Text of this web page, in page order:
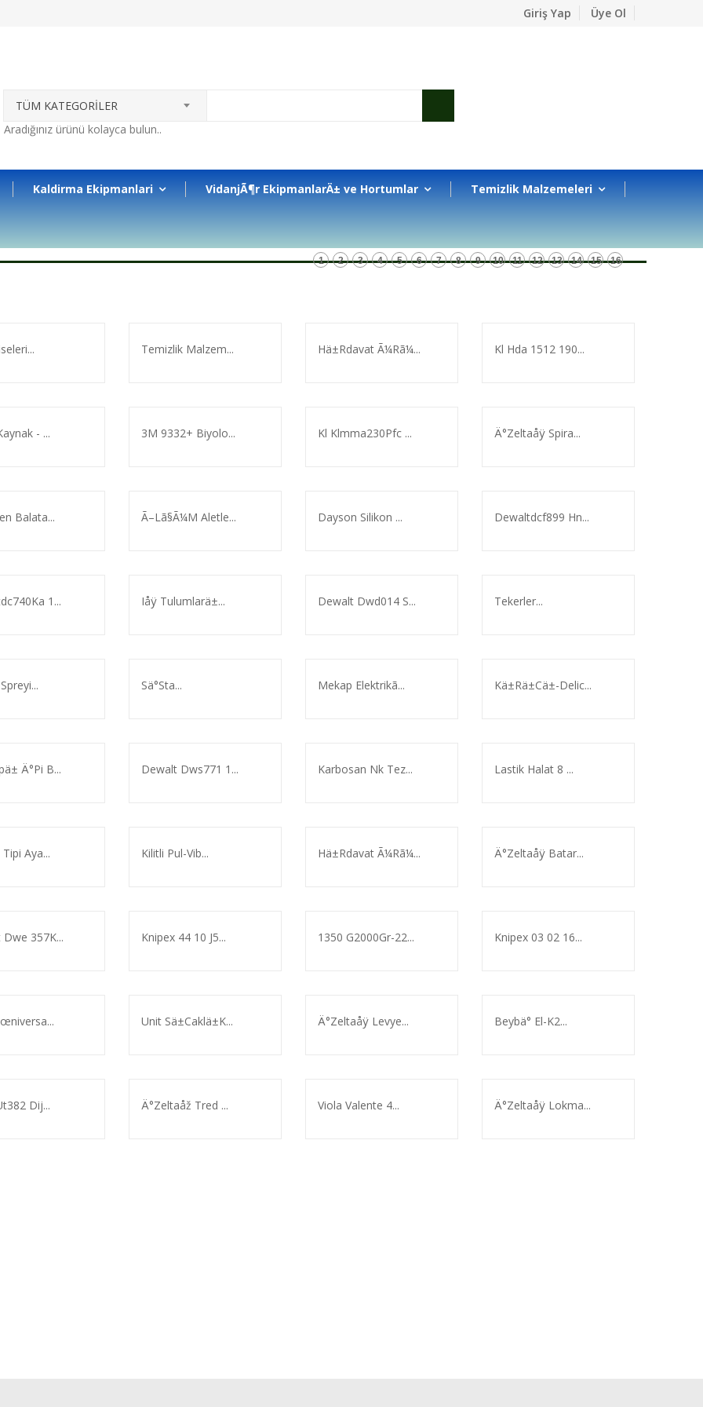
Giriş Yap Üye Ol
TÜM KATEGORİLER
Kaldirma Ekipmanlari VidanjÃ¶r EkipmanlarÄ± ve Hortumlar Temizlik Malzemeleri
1 2 3 4 5 6 7 8 9 10 11 12 13 14 15 16
Temizlik Malzem... Hä±Rdavat Ã¼Rã¼... Kl Hda 1512 190...
- ... 3M 9332+ Biyolo... Kl Klmma230Pfc ... Ä°Zeltaåÿ Spira...
Balata... Ã–Lã§Ã¼M Aletle... Dayson Silikon ... Dewaltdcf899 Hn...
1... Iåÿ Tulumlarä±... Dewalt Dwd014 S... Tekerler...
Sä°Sta... Mekap Elektrikã... Kä±Rä±Cä±-Delic...
Ä°Pi B... Dewalt Dws771 1... Karbosan Nk Tez... Lastik Halat 8 ...
Aya... Kilitli Pul-Vib... Hä±Rdavat Ã¼Rã¼... Ä°Zeltaåÿ Batar...
357K... Knipex 44 10 J5... 1350 G2000Gr-22... Knipex 03 02 16...
Unit Sä±Caklä±K... Ä°Zeltaåÿ Levye... Beybä° El-K2...
Dij... Ä°Zeltaåž Tred ... Viola Valente 4... Ä°Zeltaåÿ Lokma...